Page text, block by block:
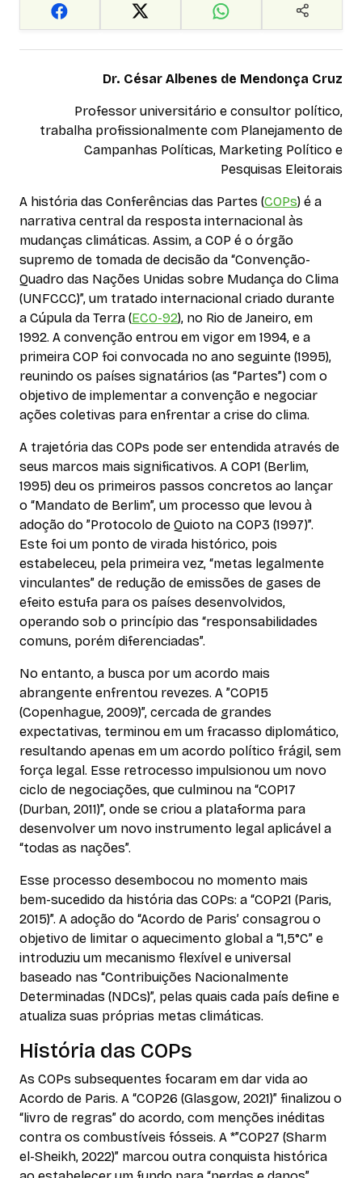
Dr. César Albenes de Mendonça Cruz
Professor universitário e consultor político,
trabalha profissionalmente com Planejamento de
Campanhas Políticas, Marketing Político e
Pesquisas Eleitorais
A história das Conferências das Partes (COPs) é a
narrativa central da resposta internacional às
mudanças climáticas. Assim, a COP é o órgão
supremo de tomada de decisão da “Convenção-
Quadro das Nações Unidas sobre Mudança do Clima
(UNFCCC)”, um tratado internacional criado durante
a Cúpula da Terra (ECO-92), no Rio de Janeiro, em
1992. A convenção entrou em vigor em 1994, e a
primeira COP foi convocada no ano seguinte (1995),
reunindo os países signatários (as “Partes”) com o
objetivo de implementar a convenção e negociar
ações coletivas para enfrentar a crise do clima.
A trajetória das COPs pode ser entendida através de
seus marcos mais significativos. A COP1 (Berlim,
1995) deu os primeiros passos concretos ao lançar
o “Mandato de Berlim”, um processo que levou à
adoção do ”Protocolo de Quioto na COP3 (1997)”.
Este foi um ponto de virada histórico, pois
estabeleceu, pela primeira vez, “metas legalmente
vinculantes” de redução de emissões de gases de
efeito estufa para os países desenvolvidos,
operando sob o princípio das “responsabilidades
comuns, porém diferenciadas”.
No entanto, a busca por um acordo mais
abrangente enfrentou revezes. A ”COP15
(Copenhague, 2009)”, cercada de grandes
expectativas, terminou em um fracasso diplomático,
resultando apenas em um acordo político frágil, sem
força legal. Esse retrocesso impulsionou um novo
ciclo de negociações, que culminou na “COP17
(Durban, 2011)”, onde se criou a plataforma para
desenvolver um novo instrumento legal aplicável a
“todas as nações”.
Esse processo desembocou no momento mais
bem-sucedido da história das COPs: a “COP21 (Paris,
2015)”. A adoção do “Acordo de Paris’ consagrou o
objetivo de limitar o aquecimento global a “1,5°C” e
introduziu um mecanismo flexível e universal
baseado nas “Contribuições Nacionalmente
Determinadas (NDCs)”, pelas quais cada país define e
atualiza suas próprias metas climáticas.
História das COPs
As COPs subsequentes focaram em dar vida ao
Acordo de Paris. A “COP26 (Glasgow, 2021)” finalizou o
“livro de regras” do acordo, com menções inéditas
contra os combustíveis fósseis. A *”COP27 (Sharm
el-Sheikh, 2022)” marcou outra conquista histórica